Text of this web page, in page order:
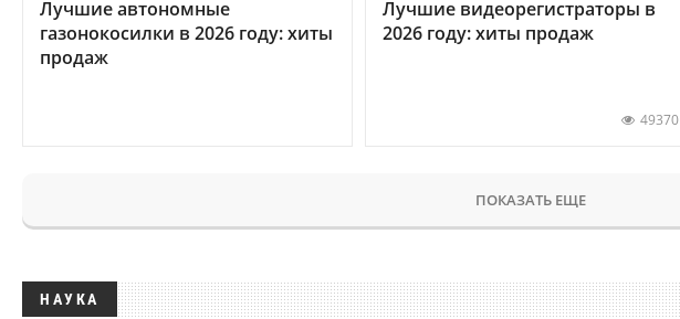
Лучшие автономные
газонокосилки в 2026 году: хиты
продаж
Лучшие видеорегистраторы в
2026 году: хиты продаж
49370
ПОКАЗАТЬ ЕЩЕ
НАУКА